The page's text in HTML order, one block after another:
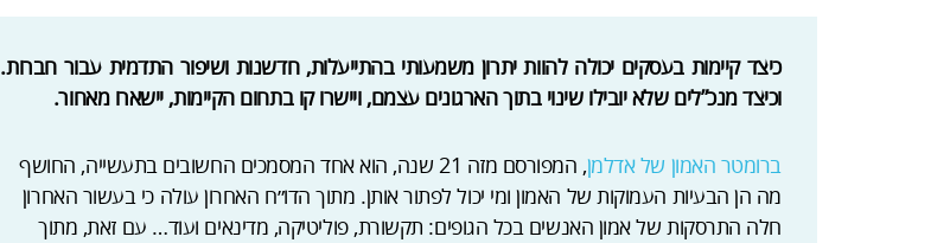
כיצד קיימות בעסקים יכולה להוות יתרון משמעותי בהתייעלות, חדשנות ושיפור התדמית עבור חברות.
וכיצד מנכ”לים שלא יובילו שינוי בתוך הארגונים עצמם, ויישרו קו בתחום הקיימות, יישארו מאחור.
ברומטר האמון של אדלמן
, המפורסם מזה 21 שנה, הוא אחד המסמכים החשובים בתעשייה, החושף
מה הן הבעיות העמוקות של האמון ומי יכול לפתור אותן. מתוך הדו״ח האחרון עולה כי בעשור האחרון
חלה התרסקות של אמון האנשים בכל הגופים: תקשורת, פוליטיקה, מדינאים ועוד… עם זאת, מתוך